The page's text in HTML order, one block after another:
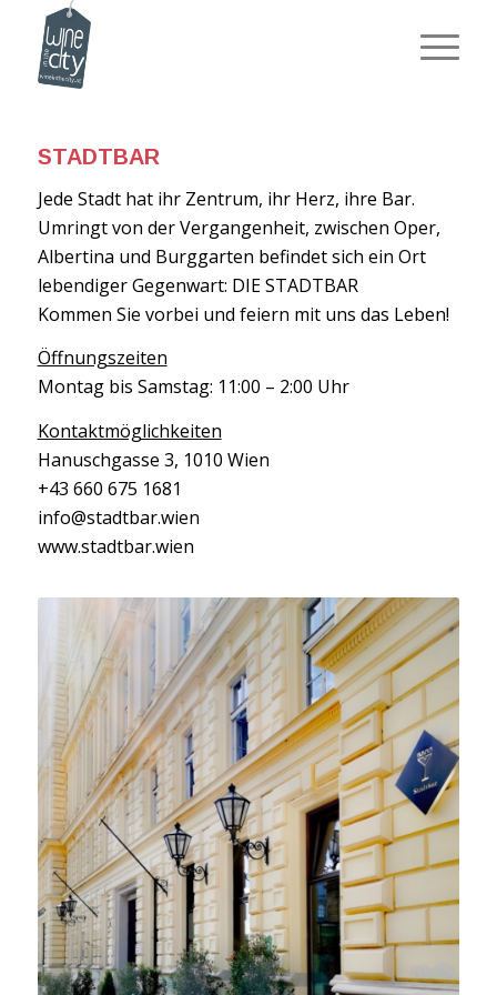
STADTBAR
Jede Stadt hat ihr Zentrum, ihr Herz, ihre Bar.
Umringt von der Vergangenheit, zwischen Oper,
Albertina und Burggarten befindet sich ein Ort
lebendiger Gegenwart: DIE STADTBAR
Kommen Sie vorbei und feiern mit uns das Leben!
Öffnungszeiten
Montag bis Samstag: 11:00 – 2:00 Uhr
Kontaktmöglichkeiten
Hanuschgasse 3, 1010 Wien
+43 660 675 1681
info@stadtbar.wien
www.stadtbar.wien